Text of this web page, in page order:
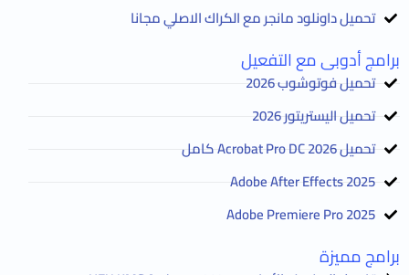
تحميل داونلود مانجر مع الكراك الاصلي مجانا
برامج أدوبى مع التفعيل
تحميل فوتوشوب 2026
تحميل اليستريتور 2026
تحميل Acrobat Pro DC 2026 كامل
Adobe After Effects 2025
Adobe Premiere Pro 2025
برامج مميزة